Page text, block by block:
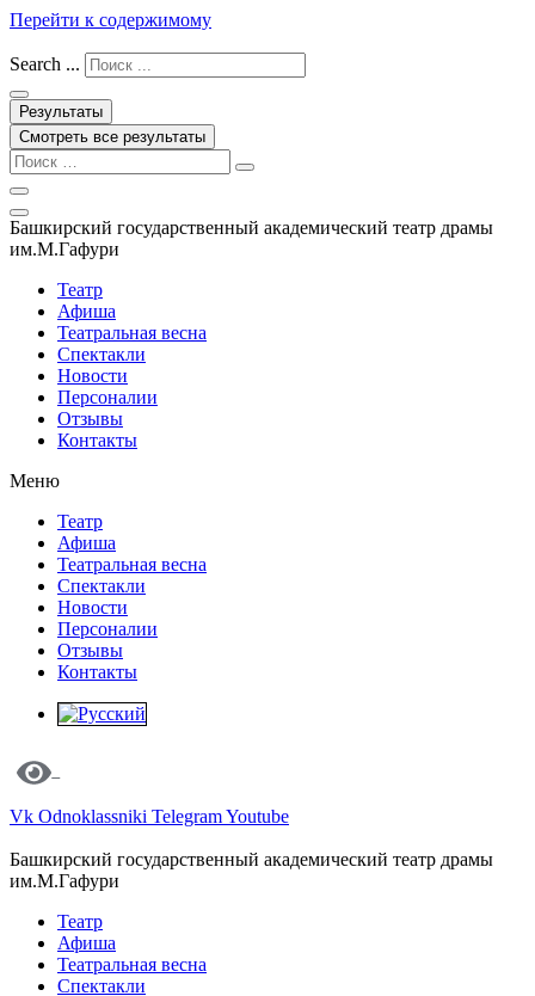
Перейти к содержимому
Search ...
Результаты
Смотреть все результаты
Башкирский государственный академический театр драмы
им.М.Гафури
Театр
Афиша
Театральная весна
Спектакли
Новости
Персоналии
Отзывы
Контакты
Меню
Театр
Афиша
Театральная весна
Спектакли
Новости
Персоналии
Отзывы
Контакты
Vk Odnoklassniki TelegramYoutube
Башкирский государственный академический театр драмы
им.М.Гафури
Театр
Афиша
Театральная весна
Спектакли